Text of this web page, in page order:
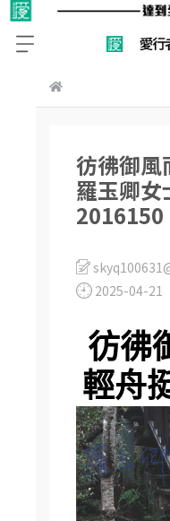
彷彿御風
羅玉卿
2016150
2025-04-21
彷彿
輕舟